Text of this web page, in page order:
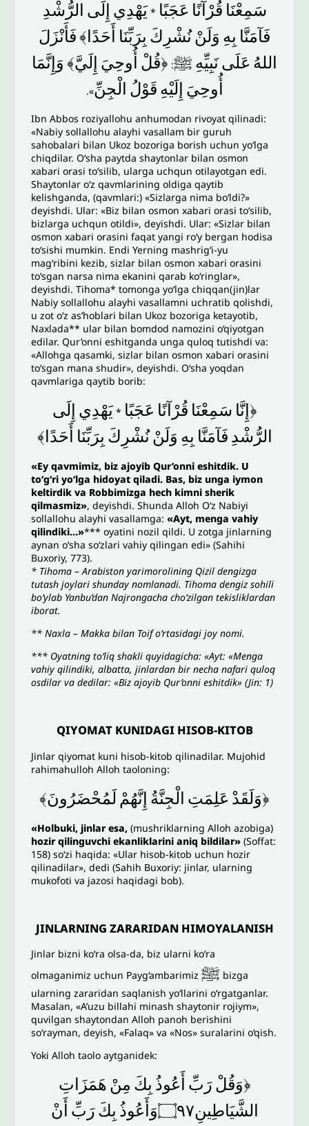
سَمِعْنَا قُرْآنًا عَجَبًا * يَهْدِي إِلَى الرُّشْدِ
فَآمَنَّا بِهِ وَلَنْنُشْرِكَ بِرَبِّنَا أَحَدًا﴾فَأَنْزَلَ
اللهُ عَلَىنَبِيِّهِ ﷺ: ﴿قُلْ أُوحِيَ إِلَيَّ﴾ وَإِنَّمَا
أُوحِيَ إِلَيْهِ قَوْلُ الْجِنِّ».
Ibn Abbos roziyallohu anhumodan rivoyat qilinadi:
«Nabiy sollallohu alayhi vasallam bir guruh
sahobalari bilan Ukoz bozoriga borish uchun yo‘lga
chiqdilar. O‘sha paytda shaytonlar bilan osmon
xabari orasi to‘silib, ularga uchqun otilayotgan edi.
Shaytonlar o‘z qavmlarining oldiga qaytib
kelishganda, (qavmlari:) «Sizlarga nima bo‘ldi?»
deyishdi. Ular: «Biz bilan osmon xabari orasi to‘silib,
bizlarga uchqun otildi», deyishdi. Ular: «Sizlar bilan
osmon xabari orasini faqat yangi ro‘y bergan hodisa
to‘sishi mumkin. Endi Yerning mashrig‘i-yu
mag‘ribini kezib, sizlar bilan osmon xabari orasini
to‘sgan narsa nima ekanini qarab ko‘ringlar»,
deyishdi. Tihoma* tomonga yo‘lga chiqqan(jin)lar
Nabiy sollallohu alayhi vasallamni uchratib qolishdi,
u zot o‘z as’hoblari bilan Ukoz bozoriga ketayotib,
Naxlada** ular bilan bomdod namozini o‘qiyotgan
edilar. Qur’onni eshitganda unga quloq tutishdi va:
«Allohga qasamki, sizlar bilan osmon xabari orasini
to‘sgan mana shudir», deyishdi. O‘sha yoqdan
qavmlariga qaytib borib:
﴿إِنَّا سَمِعْنَا قُرْآنًا عَجَبًا * يَهْدِي إِلَى
الرُّشْدِ فَآمَنَّا بِهِ وَلَنْ نُشْرِكَ بِرَبِّنَا أَحَدًا﴾
«Ey qavmimiz, biz ajoyib Qur’onni eshitdik. U
to‘g‘ri yo‘lga hidoyat qiladi. Bas, biz unga iymon
keltirdik va Robbimizga hech kimni sherik
qilmasmiz», deyishdi. Shunda Alloh O‘z Nabiyi
sollallohu alayhi vasallamga:«Ayt, menga vahiy
qilindiki…»*** oyatini nozil qildi. U zotga jinlarning
aynan o‘sha so‘zlari vahiy qilingan edi» (Sahihi
Buxoriy, 773).
* Tihoma – Arabiston yarimorolining Qizil dengizga
tutash joylari shunday nomlanadi. Tihoma dengiz sohili
bo‘ylab Yanbu’dan Najrongacha cho‘zilgan tekisliklardan
iborat.
** Naxla – Makka bilan Toif o‘rtasidagi joy nomi.
*** Oyatning to‘liq shakli quyidagicha: «Ayt: «Menga
vahiy qilindiki, albatta, jinlardan bir necha nafari quloq
osdilar va dedilar: «Biz ajoyib Qur’onni eshitdik» (Jin: 1)
QIYOMAT KUNIDAGI HISOB-KITOB
Jinlar qiyomat kuni hisob-kitob qilinadilar. Mujohid
rahimahulloh Alloh taoloning:
﴿وَلَقَدْ عَلِمَتِ الْجِنَّةُ إِنَّهُمْ لَمُحْضَرُونَ﴾
«Holbuki, jinlar esa,(mushriklarning Alloh azobiga)
hozir qilinguvchi ekanliklarini aniq bildilar» (Soffat:
158) so‘zi haqida: «Ular hisob-kitob uchun hozir
qilinadilar», dedi (Sahih Buxoriy: jinlar, ularning
mukofoti va jazosi haqidagi bob).
JINLARNING ZARARIDAN HIMOYALANISH
Jinlar bizni ko‘ra olsa-da, biz ularni ko‘ra
olmaganimiz uchun Payg‘ambarimizﷺ bizga
ularning zararidan saqlanish yo‘llarini o‘rgatganlar.
Masalan, «A’uzu billahi minash shaytonir rojiym»,
quvilgan shaytondan Alloh panoh berishini
so‘rayman, deyish, «Falaq» va «Nos» suralarini o‘qish.
Yoki Alloh taolo aytganidek:
﴿وَقُلْ رَبِّ أَعُوذُ بِكَ مِنْ هَمَزَاتِ
الشَّيَاطِينِ۝٩٧وَأَعُوذُ
بِكَ رَبِّ أَنْ